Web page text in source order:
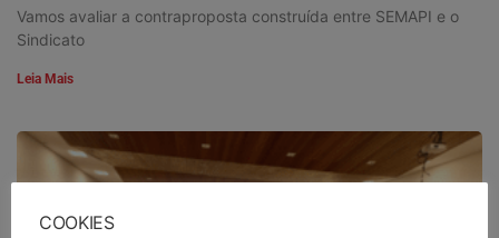
Vamos avaliar a contraproposta construída entre SEMAPI e o
Sindicato
Leia Mais
COOKIES